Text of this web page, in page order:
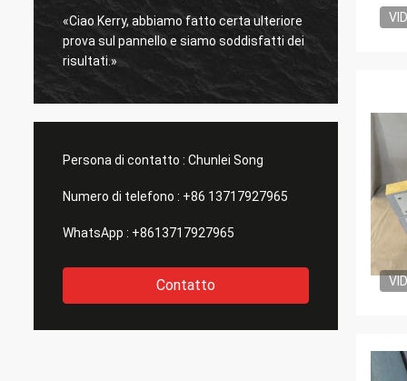
«Ciao Kerry, abbiamo fatto certa ulteriore
prova sul pannello e siamo soddisfatti dei
risultati.»
Persona di contatto : Chunlei Song
Numero di telefono : +86 13717927965
WhatsApp : +8613717927965
Contatto